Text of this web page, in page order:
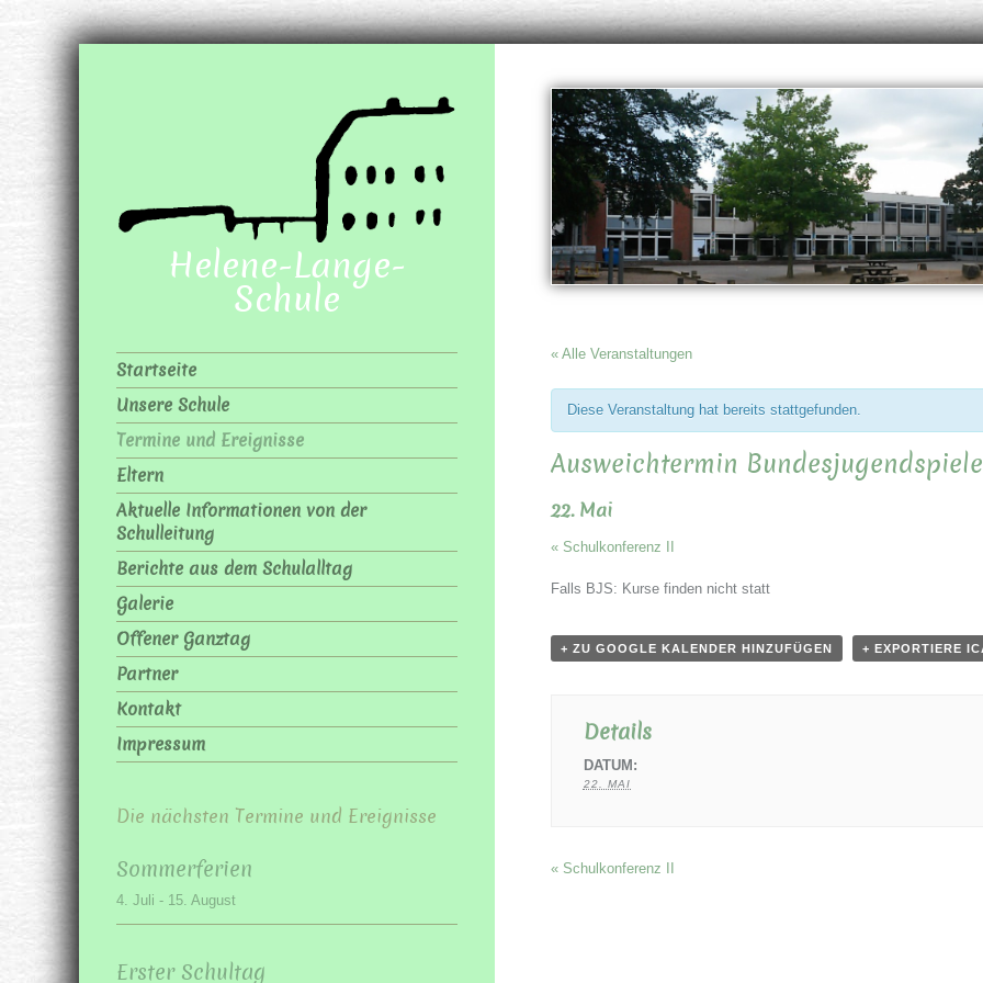
« Alle Veranstaltungen
Diese Veranstaltung hat bereits stattgefunden.
Ausweichtermin Bundesjugendspiele
22. Mai
« Schulkonferenz II
Falls BJS: Kurse finden nicht statt
+ ZU GOOGLE KALENDER HINZUFÜGEN + EXPORTIERE
Details
DATUM:
22. MAI
« Schulkonferenz II
Helene-Lange-
Schule
Startseite
Unsere Schule
Termine und Ereignisse
Eltern
Aktuelle Informationen von der
Schulleitung
Berichte aus dem Schulalltag
Galerie
Offener Ganztag
Partner
Kontakt
Impressum
Die nächsten Termine und Ereignisse
Sommerferien
4. Juli - 15. August
Erster Schultag